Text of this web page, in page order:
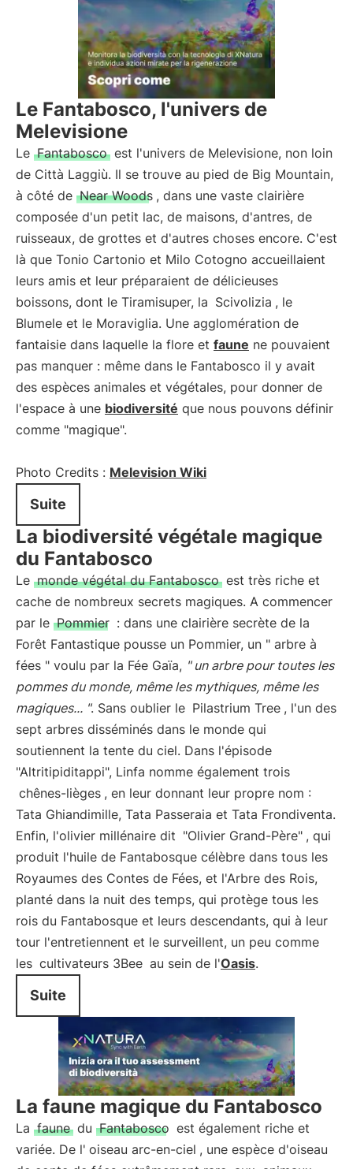
Le Fantabosco, l'univers de
Melevisione
Le Fantabosco est l'univers de Melevisione, non loin
de Città Laggiù. Il se trouve au pied de Big Mountain,
à côté de Near Woods , dans une vaste clairière
composée d'un petit lac, de maisons, d'antres, de
ruisseaux, de grottes et d'autres choses encore. C'est
là que Tonio Cartonio et Milo Cotogno accueillaient
leurs amis et leur préparaient de délicieuses
boissons, dont le Tiramisuper, la Scivolizia , le
Blumele et le Moraviglia. Une agglomération de
fantaisie dans laquelle la flore et faune ne pouvaient
pas manquer : même dans le Fantabosco il y avait
des espèces animales et végétales, pour donner de
l'espace à une biodiversité que nous pouvons définir
comme "magique".
Photo Credits : Melevision Wiki
Suite
La biodiversité végétale magique
du Fantabosco
Le monde végétal du Fantabosco est très riche et
cache de nombreux secrets magiques. A commencer
par le Pommier : dans une clairière secrète de la
Forêt Fantastique pousse un Pommier, un " arbre à
fées " voulu par la Fée Gaïa, " un arbre pour toutes les
pommes du monde, même les mythiques, même les
magiques... ". Sans oublier le Pilastrium Tree , l'un des
sept arbres disséminés dans le monde qui
soutiennent la tente du ciel. Dans l'épisode
"Altritipiditappi", Linfa nomme également trois
chênes-lièges , en leur donnant leur propre nom :
Tata Ghiandimille, Tata Passeraia et Tata Frondiventa.
Enfin, l'olivier millénaire dit "Olivier Grand-Père" , qui
produit l'huile de Fantabosque célèbre dans tous les
Royaumes des Contes de Fées, et l'Arbre des Rois,
planté dans la nuit des temps, qui protège tous les
rois du Fantabosque et leurs descendants, qui à leur
tour l'entretiennent et le surveillent, un peu comme
les cultivateurs 3Bee au sein de l'Oasis.
Suite
La faune magique du Fantabosco
La faune du Fantabosco est également riche et
variée. De l' oiseau arc-en-ciel , une espèce d'oiseau